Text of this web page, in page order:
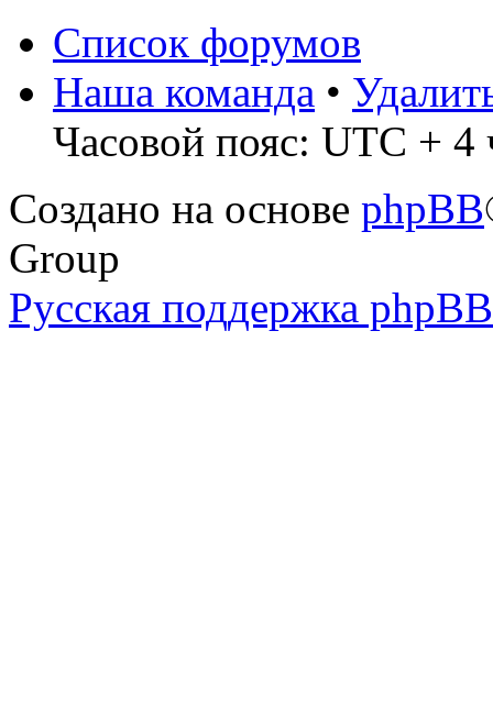
Список форумов
Наша команда •
Часовой пояс: UTC + 4
Создано на основе phpBB
Group
Русская поддержка phpBB